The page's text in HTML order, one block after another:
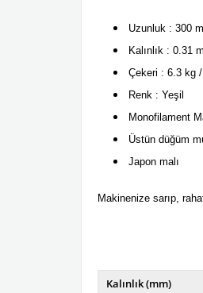
Uzunluk : 300
Kalınlık : 0.31
Çekeri : 6.3 kg
Renk : Yeşil
Monofilament
Üstün düğüm
Japon malı
Makinenize sarıp,
Kalınlık (mm)